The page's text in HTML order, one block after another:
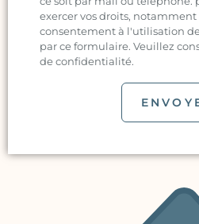
exercer vos droits,
consentement à l'utilisation
par ce formulaire. Veuillez
de confidentialité.